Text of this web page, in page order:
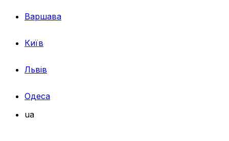
Варшава
Київ
Львів
Одеса
ua